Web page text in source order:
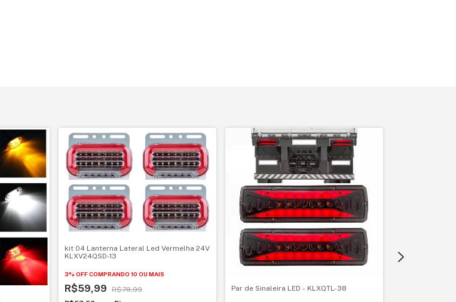
kit 04 Lanterna Lateral Led Vermelha 24V
KLXV24QSD-13
3% OFFCOMPRANDO 10 OU MAIS
R$59,99
R$78,99
Par de Sinaleira LED - KLXQTL-38